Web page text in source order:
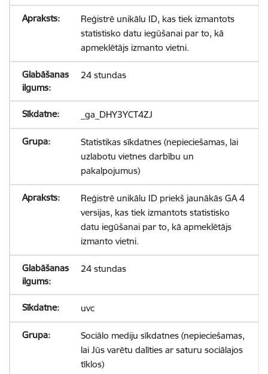
Reģistrē unikālu ID, kas tiek izmantots
statistisko datu iegūšanai par to, kā
apmeklētājs izmanto vietni.
24 stundas
_ga_DHY3YCT4ZJ
Statistikas sīkdatnes (nepieciešamas, lai
uzlabotu vietnes darbību un
pakalpojumus)
Reģistrē unikālu ID priekš jaunākās GA 4
versijas, kas tiek izmantots statistisko
datu iegūšanai par to, kā apmeklētājs
izmanto vietni.
24 stundas
uvc
Sociālo mediju sīkdatnes (nepieciešamas,
lai Jūs varētu dalīties ar saturu sociālajos
tīklos)